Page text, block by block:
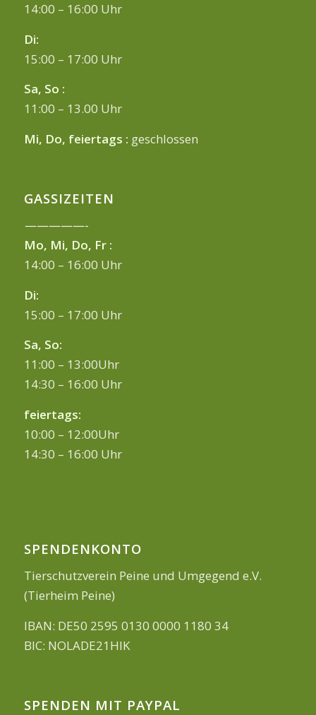
14:00 – 16:00 Uhr
Di:
15:00 – 17:00 Uhr
Sa, So :
11:00 – 13.00 Uhr
Mi, Do, feiertags : geschlossen
GASSIZEITEN
—————-
Mo, Mi, Do, Fr :
14:00 – 16:00 Uhr
Di:
15:00 – 17:00 Uhr
Sa, So:
11:00 – 13:00Uhr
14:30 – 16:00 Uhr
feiertags:
10:00 – 12:00Uhr
14:30 – 16:00 Uhr
SPENDENKONTO
Tierschutzverein Peine und Umgegend e.V.
(Tierheim Peine)
IBAN: DE50 2595 0130 0000 1180 34
BIC: NOLADE21HIK
SPENDEN MIT PAYPAL